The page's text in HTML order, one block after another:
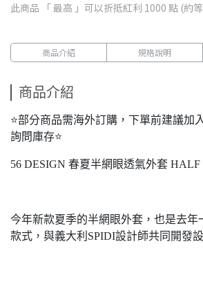
此商品 「 最高 」可以折抵紅利 1000 點 (約
商品介紹 規格說明
商品介紹
⭐️部分商品需海外訂購，下單前建議加
詢問庫存⭐️
56 DESIGN 春夏半網眼透氣外套 HALF
今年新款夏季的半網眼外套，也是去年
款式，與義大利SPIDI設計師共同開發